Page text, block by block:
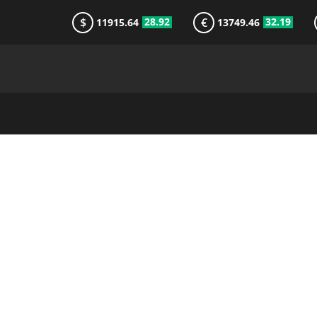
$ 11915.64 28.92 € 13749.46 32.19